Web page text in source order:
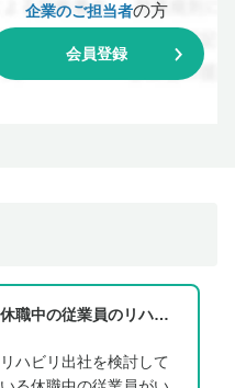
企業のご担当者の方
会員登録
休職中の従業員のリハビリ出社について
リハビリ出社を検討して